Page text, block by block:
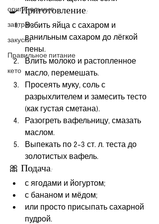
оригинальные
завтрак
закуски
Правильное питание
кето
🍳 Приготовление:
Взбить яйца с сахаром и
ванильным сахаром до лёгкой
пены.
Влить молоко и растопленное
масло, перемешать.
Просеять муку, соль с
разрыхлителем и замесить тесто
(как густая сметана).
Разогреть вафельницу, смазать
маслом.
Выпекать по 2–3 ст. л. теста до
золотистых вафель.
🎀 Подача:
с ягодами и йогуртом;
с бананом и мёдом;
или просто присыпать сахарной
пудрой.